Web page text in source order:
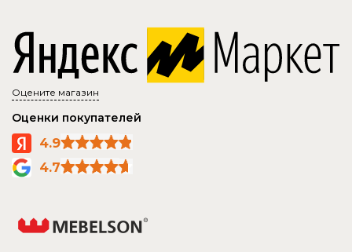
Оцените магазин
Оценки покупателей
4.9
4.7